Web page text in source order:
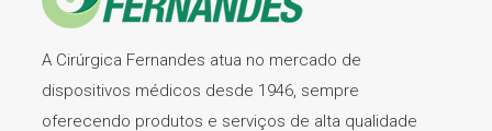
A Cirúrgica Fernandes atua no mercado de
dispositivos médicos desde 1946, sempre
oferecendo produtos e serviços de alta qualidade